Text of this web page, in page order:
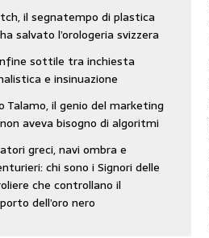
il segnatempo di plastica
salvato l’orologeria svizzera
sottile tra inchiesta
e insinuazione
Talamo, il genio del marketing
aveva bisogno di algoritmi
greci, navi ombra e
chi sono i Signori delle
che controllano il
dell’oro nero